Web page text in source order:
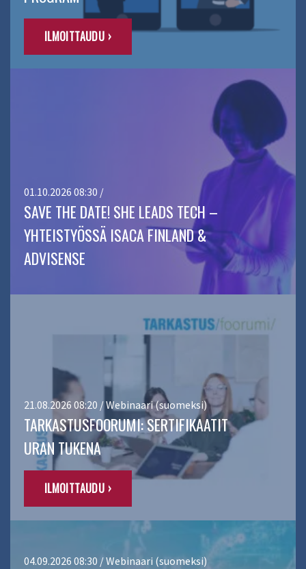
ILMOITTAUDU ›
01.10.2026 08:30 /
SAVE THE DATE! SHE LEADS TECH –
YHTEISTYÖSSÄ ISACA FINLAND &
ADVISENSE
21.08.2026 08:20 / Webinaari (suomeksi)
TARKASTUSFOORUMI: SERTIFIKAATIT
URAN TUKENA
ILMOITTAUDU ›
04.09.2026 08:30 / Webinaari (suomeksi)